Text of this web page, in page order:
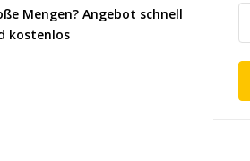
Mengen? Angebot schnell
kostenlos